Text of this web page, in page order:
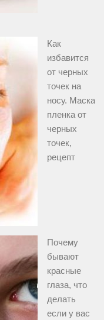
Как
избавится
от черных
точек на
носу. Маска
пленка от
черных
точек,
рецепт
Почему
бывают
красные
глаза, что
делать
если у вас